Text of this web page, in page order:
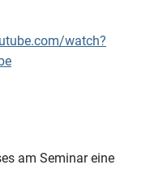
watch?
am Seminar eine